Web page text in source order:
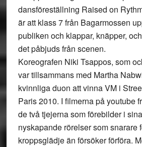
dansföreställning Raised on
är att klass 7 från Bagarmossen
publiken och klappar, knäpper,
det påbjuds från scenen.
Koreografen Niki Tsappos, som
var tillsammans med Martha
kvinnliga duon att vinna VM i
Paris 2010. I filmerna på youtube
de två tjejerna som förebilder i
nyskapande rörelser som snarare
kroppsglädje än försöker förföra.